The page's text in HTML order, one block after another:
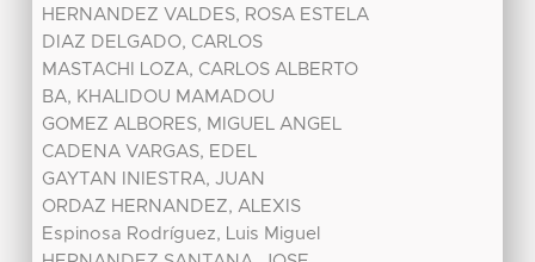
HERNANDEZ VALDES, ROSA ESTELA
DIAZ DELGADO, CARLOS
MASTACHI LOZA, CARLOS ALBERTO
BA, KHALIDOU MAMADOU
GOMEZ ALBORES, MIGUEL ANGEL
CADENA VARGAS, EDEL
GAYTAN INIESTRA, JUAN
ORDAZ HERNANDEZ, ALEXIS
Espinosa Rodríguez, Luis Miguel